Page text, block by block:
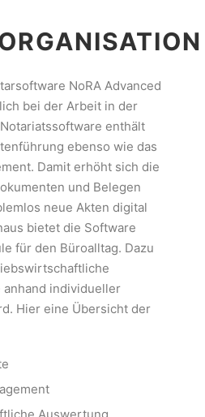
NoRA Advanced
bei der Arbeit in der
enthält
ebenso wie das
Damit erhöht sich die
und Belegen
neue Akten digital
bietet die Software
für den Büroalltag. Dazu
individueller
Hier eine Übersicht der